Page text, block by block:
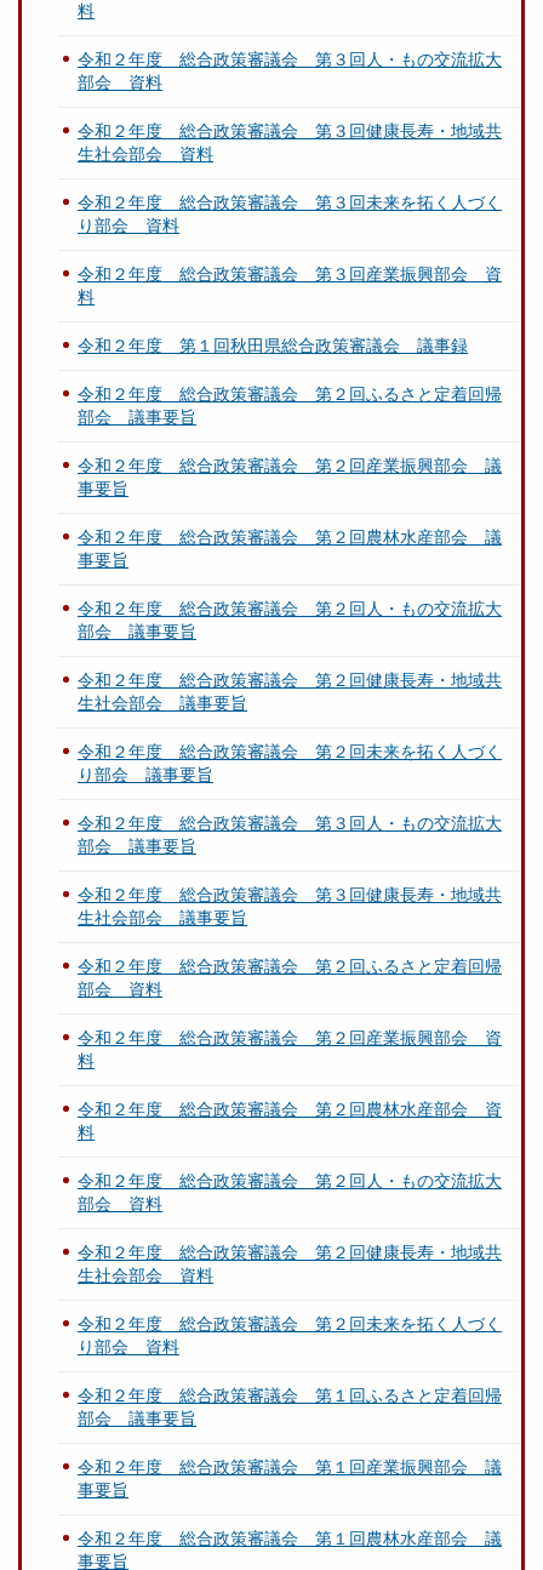
料
令和２年度 総合政策審議会 第３回人・もの交流拡大
部会 資料
令和２年度 総合政策審議会 第３回健康長寿・地域共
生社会部会 資料
令和２年度 総合政策審議会 第３回未来を拓く人づく
り部会 資料
令和２年度 総合政策審議会 第３回産業振興部会 資
料
令和２年度 第１回秋田県総合政策審議会 議事録
令和２年度 総合政策審議会 第２回ふるさと定着回帰
部会 議事要旨
令和２年度 総合政策審議会 第２回産業振興部会 議
事要旨
令和２年度 総合政策審議会 第２回農林水産部会 議
事要旨
令和２年度 総合政策審議会 第２回人・もの交流拡大
部会 議事要旨
令和２年度 総合政策審議会 第２回健康長寿・地域共
生社会部会 議事要旨
令和２年度 総合政策審議会 第２回未来を拓く人づく
り部会 議事要旨
令和２年度 総合政策審議会 第３回人・もの交流拡大
部会 議事要旨
令和２年度 総合政策審議会 第３回健康長寿・地域共
生社会部会 議事要旨
令和２年度 総合政策審議会 第２回ふるさと定着回帰
部会 資料
令和２年度 総合政策審議会 第２回産業振興部会 資
料
令和２年度 総合政策審議会 第２回農林水産部会 資
料
令和２年度 総合政策審議会 第２回人・もの交流拡大
部会 資料
令和２年度 総合政策審議会 第２回健康長寿・地域共
生社会部会 資料
令和２年度 総合政策審議会 第２回未来を拓く人づく
り部会 資料
令和２年度 総合政策審議会 第１回ふるさと定着回帰
部会 議事要旨
令和２年度 総合政策審議会 第１回産業振興部会 議
事要旨
令和２年度 総合政策審議会 第１回農林水産部会 議
事要旨